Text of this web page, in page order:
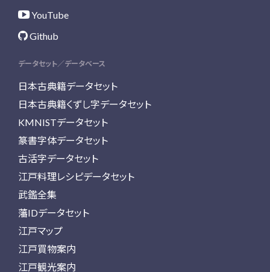
YouTube
Github
データセット／データベース
日本古典籍データセット
日本古典籍くずし字データセット
KMNISTデータセット
篆書字体データセット
古活字データセット
江戸料理レシピデータセット
武鑑全集
藩IDデータセット
江戸マップ
江戸買物案内
江戸観光案内